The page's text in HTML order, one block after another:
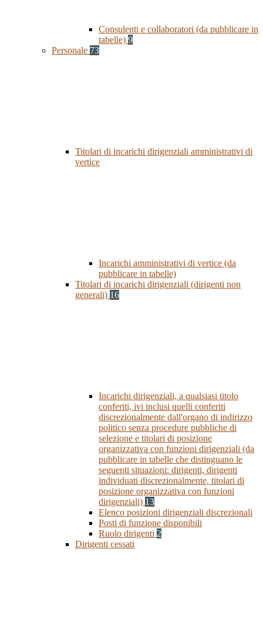
Consulenti e collaboratori (da pubblicare in
tabelle) 9
Personale 73
Titolari di incarichi dirigenziali amministrativi di
vertice
Incarichi amministrativi di vertice (da
pubblicare in tabelle)
Titolari di incarichi dirigenziali (dirigenti non
generali) 16
Incarichi dirigenziali, a qualsiasi titolo
conferiti, ivi inclusi quelli conferiti
discrezionalmente dall'organo di indirizzo
politico senza procedure pubbliche di
selezione e titolari di posizione
organizzativa con funzioni dirigenziali (da
pubblicare in tabelle che distinguano le
seguenti situazioni: dirigenti, dirigenti
individuati discrezionalmente, titolari di
posizione organizzativa con funzioni
dirigenziali) 13
Elenco posizioni dirigenziali discrezionali
Posti di funzione disponibili
Ruolo dirigenti 2
Dirigenti cessati